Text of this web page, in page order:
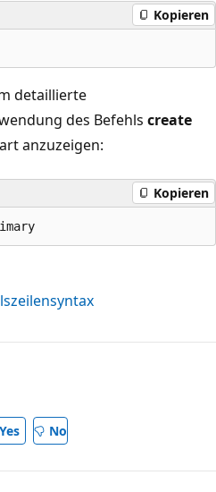
Kopieren
detaillierte
des Befehls create
anzuzeigen:
Kopieren
Yes No